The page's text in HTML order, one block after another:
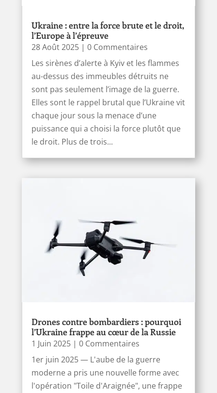
Ukraine : entre la force brute et le droit,
l’Europe à l’épreuve
28 Août 2025| 0 Commentaires
Les sirènes d’alerte à Kyiv et les flammes
au-dessus des immeubles détruits ne
sont pas seulement l’image de la guerre.
Elles sont le rappel brutal que l’Ukraine vit
chaque jour sous la menace d’une
puissance qui a choisi la force plutôt que
le droit. Plus de trois...
Drones contre bombardiers : pourquoi
l’Ukraine frappe au cœur de la Russie
1 Juin 2025| 0 Commentaires
1er juin 2025 — L'aube de la guerre
moderne a pris une nouvelle forme avec
l'opération "Toile d'Araignée", une frappe